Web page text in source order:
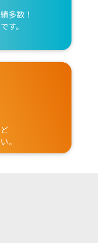
多数！
す。
。